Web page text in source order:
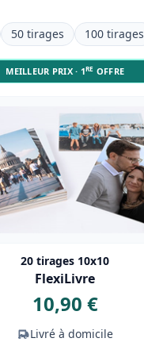
50 tirages 100 tirages
MEILLEUR PRIX · 1RE OFFRE
20 tirages 10x10
FlexiLivre
10,90 €
Livré à domicile